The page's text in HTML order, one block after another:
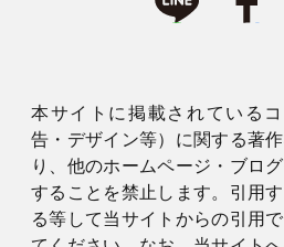
本サイトに掲載されている
告・デザイン等）に関する著
り、他のホームページ・ブロ
することを禁止します。引用
る等して当サイトからの引用